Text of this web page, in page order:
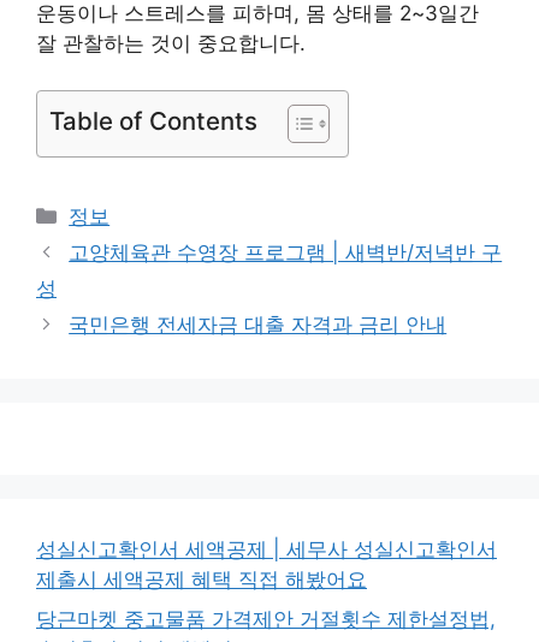
운동이나 스트레스를 피하며, 몸 상태를 2~3일간
잘 관찰하는 것이 중요합니다.
Table of Contents
카
테
정보
고양체육관 수영장 프로그램 | 새벽반/저녁반 구
성
국민은행 전세자금 대출 자격과 금리 안내
성실신고확인서 세액공제 | 세무사 성실신고확인서
제출시 세액공제 혜택 직접 해봤어요
당근마켓 중고물품 가격제안 거절횟수 제한설정법,